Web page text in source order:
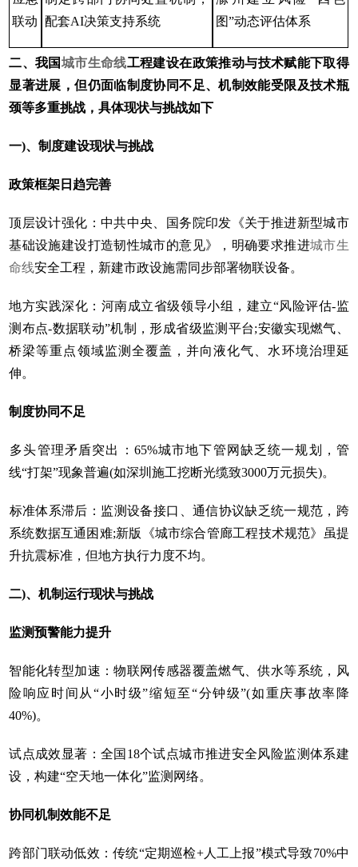
联动‌
配套AI决策支持系统
图”动态评估体系
二、我国城市生命线工程建设在政策推动与技术赋能下取得
显著进展，但仍面临制度协同不足、机制效能受限及技术瓶
颈等多重挑战，具体现状与挑战如下
一)、制度建设现状与挑战‌
‌政策框架日趋完善‌
顶层设计强化：中共中央、国务院印发《关于推进新型城市
基础设施建设打造韧性城市的意见》，明确要求推进城市生
命线安全工程，新建市政设施需同步部署物联设备。
地方实践深化：河南成立省级领导小组，建立“风险评估-监
测布点-数据联动”机制，形成省级监测平台;安徽实现燃气、
桥梁等重点领域监测全覆盖，并向液化气、水环境治理延
伸。
制度协同不足‌
‌多头管理矛盾突出‌：65%城市地下管网缺乏统一规划，管
线“打架”现象普遍(如深圳施工挖断光缆致3000万元损失)。
‌标准体系滞后‌：监测设备接口、通信协议缺乏统一规范，跨
系统数据互通困难;新版《城市综合管廊工程技术规范》虽提
升抗震标准，但地方执行力度不均。
二)、机制运行现状与挑战‌
‌监测预警能力提升‌
智能化转型加速：物联网传感器覆盖燃气、供水等系统，风
险响应时间从“小时级”缩短至“分钟级”(如重庆事故率降
40%)。
试点成效显著：全国18个试点城市推进安全风险监测体系建
设，构建“空天地一体化”监测网络。
‌协同机制效能不足‌
‌跨部门联动低效‌：传统“定期巡检+人工上报”模式导致70%中